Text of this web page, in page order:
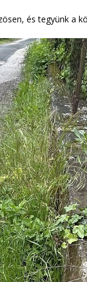
és tegyünk a